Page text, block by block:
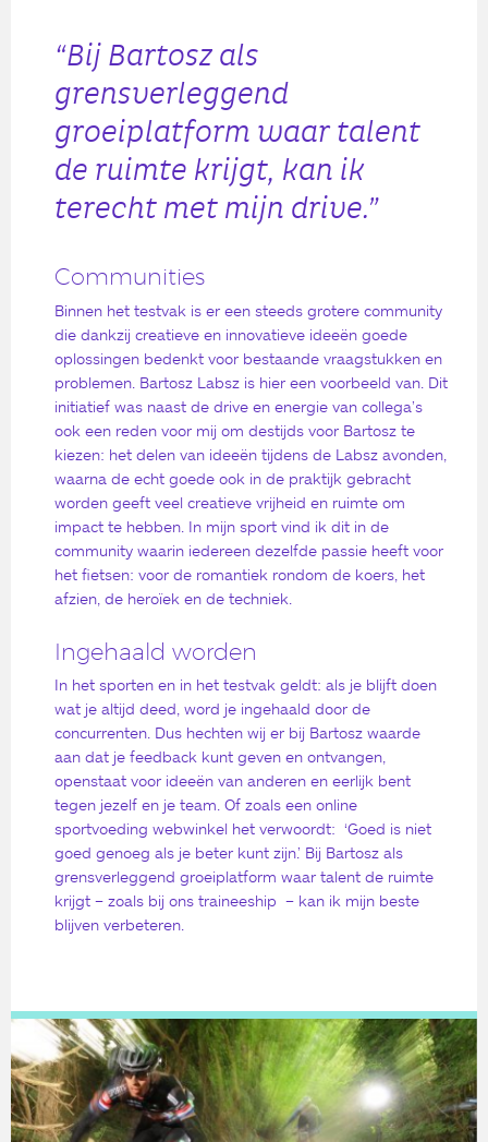
“Bij Bartosz als
grensverleggend
groeiplatform waar talent
de ruimte krijgt, kan ik
terecht met mijn drive.”
Communities
Binnen het testvak is er een steeds grotere community
die dankzij creatieve en innovatieve ideeën goede
oplossingen bedenkt voor bestaande vraagstukken en
problemen. Bartosz Labsz is hier een voorbeeld van. Dit
initiatief was naast de drive en energie van collega’s
ook een reden voor mij om destijds voor Bartosz te
kiezen: het delen van ideeën tijdens de Labsz avonden,
waarna de echt goede ook in de praktijk gebracht
worden geeft veel creatieve vrijheid en ruimte om
impact te hebben. In mijn sport vind ik dit in de
community waarin iedereen dezelfde passie heeft voor
het fietsen: voor de romantiek rondom de koers, het
afzien, de heroïek en de techniek.
Ingehaald worden
In het sporten en in het testvak geldt: als je blijft doen
wat je altijd deed, word je ingehaald door de
concurrenten. Dus hechten wij er bij Bartosz waarde
aan dat je feedback kunt geven en ontvangen,
openstaat voor ideeën van anderen en eerlijk bent
tegen jezelf en je team. Of zoals een online
sportvoeding webwinkel het verwoordt: ‘Goed is niet
goed genoeg als je beter kunt zijn.’ Bij Bartosz als
grensverleggend groeiplatform waar talent de ruimte
krijgt – zoals bij ons traineeship – kan ik mijn beste
blijven verbeteren.